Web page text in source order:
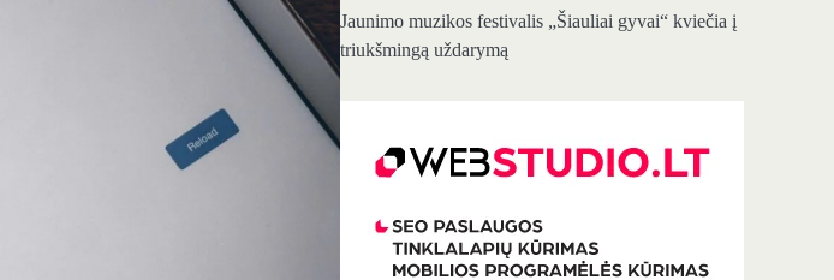
Jaunimo muzikos festivalis „Šiauliai gyvai“ kviečia į
triukšmingą uždarymą